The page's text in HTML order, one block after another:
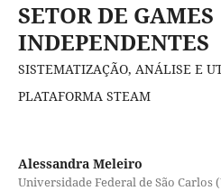
SETOR DE GAMES
INDEPENDENTES
SISTEMATIZAÇÃO, ANÁLISE E
PLATAFORMA STEAM
Alessandra Meleiro
Universidade Federal de São Carlos